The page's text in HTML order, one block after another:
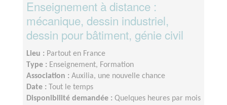
Enseignement à distance :
mécanique, dessin industriel,
dessin pour bâtiment, génie civil
Lieu : Partout en France
Type : Enseignement, Formation
Association : Auxilia, une nouvelle chance
Date :
Tout le temps
Disponibilité demandée : Quelques heures par mois